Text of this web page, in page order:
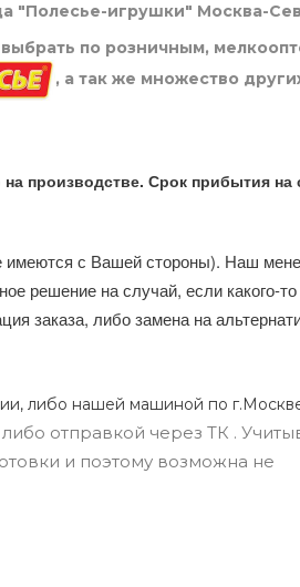
"Полесье-игрушки" Москва-
по розничным,
, а так же множество
производстве. Срок прибытия на
имеются с Вашей стороны). Наш
решение на случай, если какого-
заказа, либо замена на
либо нашей машиной по
либо отправкой через ТК .
и поэтому возможна не